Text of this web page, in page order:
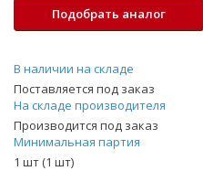
Подобрать аналог
В наличии на складе
Поставляется под заказ
На складе производителя
Производится под заказ
Минимальная партия
1 шт (1 шт)